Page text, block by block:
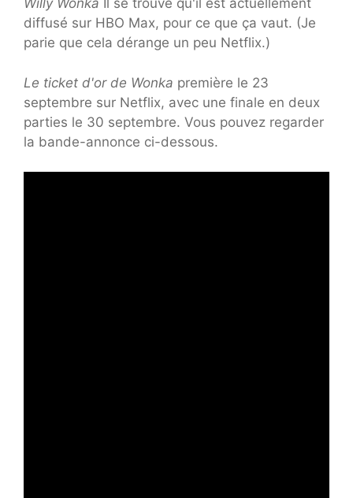
Willy Wonka Il se trouve qu'il est actuellement
diffusé sur HBO Max, pour ce que ça vaut. (Je
parie que cela dérange un peu Netflix.)
Le ticket d'or de Wonka première le 23
septembre sur Netflix, avec une finale en deux
parties le 30 septembre. Vous pouvez regarder
la bande-annonce ci-dessous.